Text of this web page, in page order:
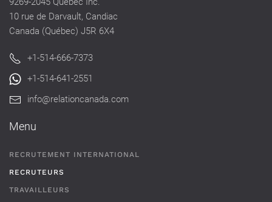
10 rue de Darvault, Candiac
Canada (Québec) J5R 6X4
+1-514-666-7373
+1-514-641-2551
info@relationcanada.com
Menu
RECRUTEMENT INTERNATIONAL
RECRUTEURS
TRAVAILLEURS